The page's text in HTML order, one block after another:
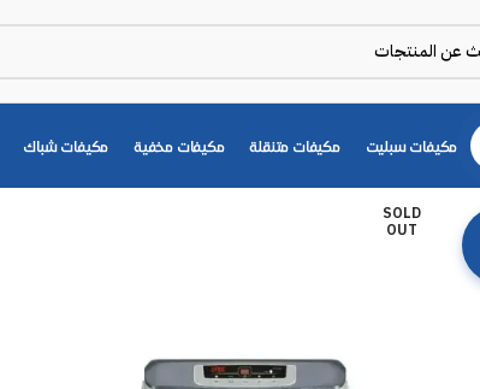
مكيفات سبليت مكيفات متنقلة مكيفات مخفية مكيفات شباك
SOLD
OUT